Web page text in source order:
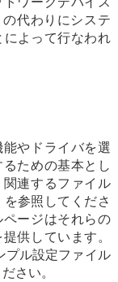
の代わりにシステ
よって行なわれ
やドライバを選
ための基本とし
連するファイル
を参照してくださ
ージはそれらの
供しています。
ル設定ファイル
さい。